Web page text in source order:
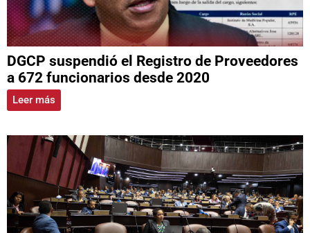
DGCP suspendió el Registro de Proveedores
a 672 funcionarios desde 2020
Leer más